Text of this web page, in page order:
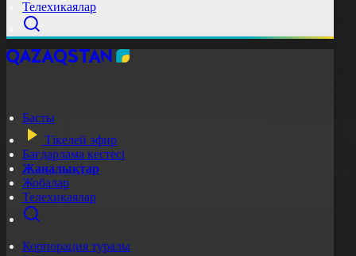
Телехикаялар
Басты
Тікелей эфир
Бағдарлама кестесі
Жаңалықтар
Жобалар
Телехикаялар
Корпорация туралы